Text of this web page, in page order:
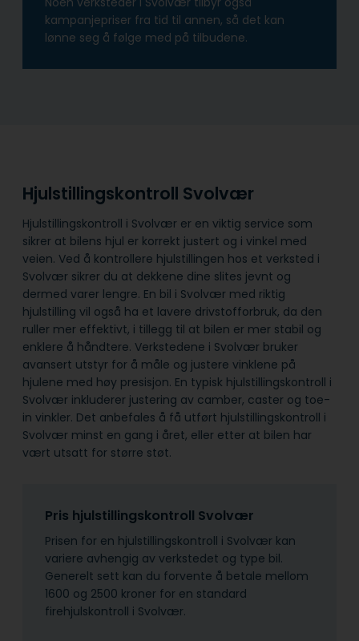
kampanjepriser fra tid til annen, så det kan
lønne seg å følge med på tilbudene.
Hjulstillingskontroll Svolvær
Hjulstillingskontroll i Svolvær er en viktig service som
sikrer at bilens hjul er korrekt justert og i vinkel med
veien. Ved å kontrollere hjulstillingen hos et verksted i
Svolvær sikrer du at dekkene dine slites jevnt og
dermed varer lengre. En bil i Svolvær med riktig
hjulstilling vil også ha et lavere drivstofforbruk, da den
ruller mer effektivt, i tillegg til at bilen er mer stabil og
enklere å håndtere. Verkstedene i Svolvær bruker
avansert utstyr for å måle og justere vinklene på
hjulene med høy presisjon. En typisk hjulstillingskontroll i
Svolvær inkluderer justering av camber, caster og toe-
in vinkler. Det anbefales å få utført hjulstillingskontroll i
Svolvær minst en gang i året, eller etter at bilen har
vært utsatt for større støt.
Pris hjulstillingskontroll Svolvær
Prisen for en hjulstillingskontroll i Svolvær kan
variere avhengig av verkstedet og type bil.
Generelt sett kan du forvente å betale mellom
1600 og 2500 kroner for en standard
firehjulskontroll i Svolvær.